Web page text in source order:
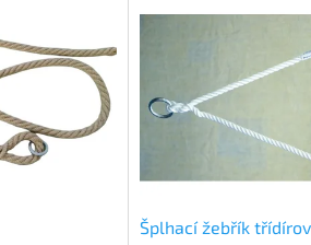
Šplhací žebřík